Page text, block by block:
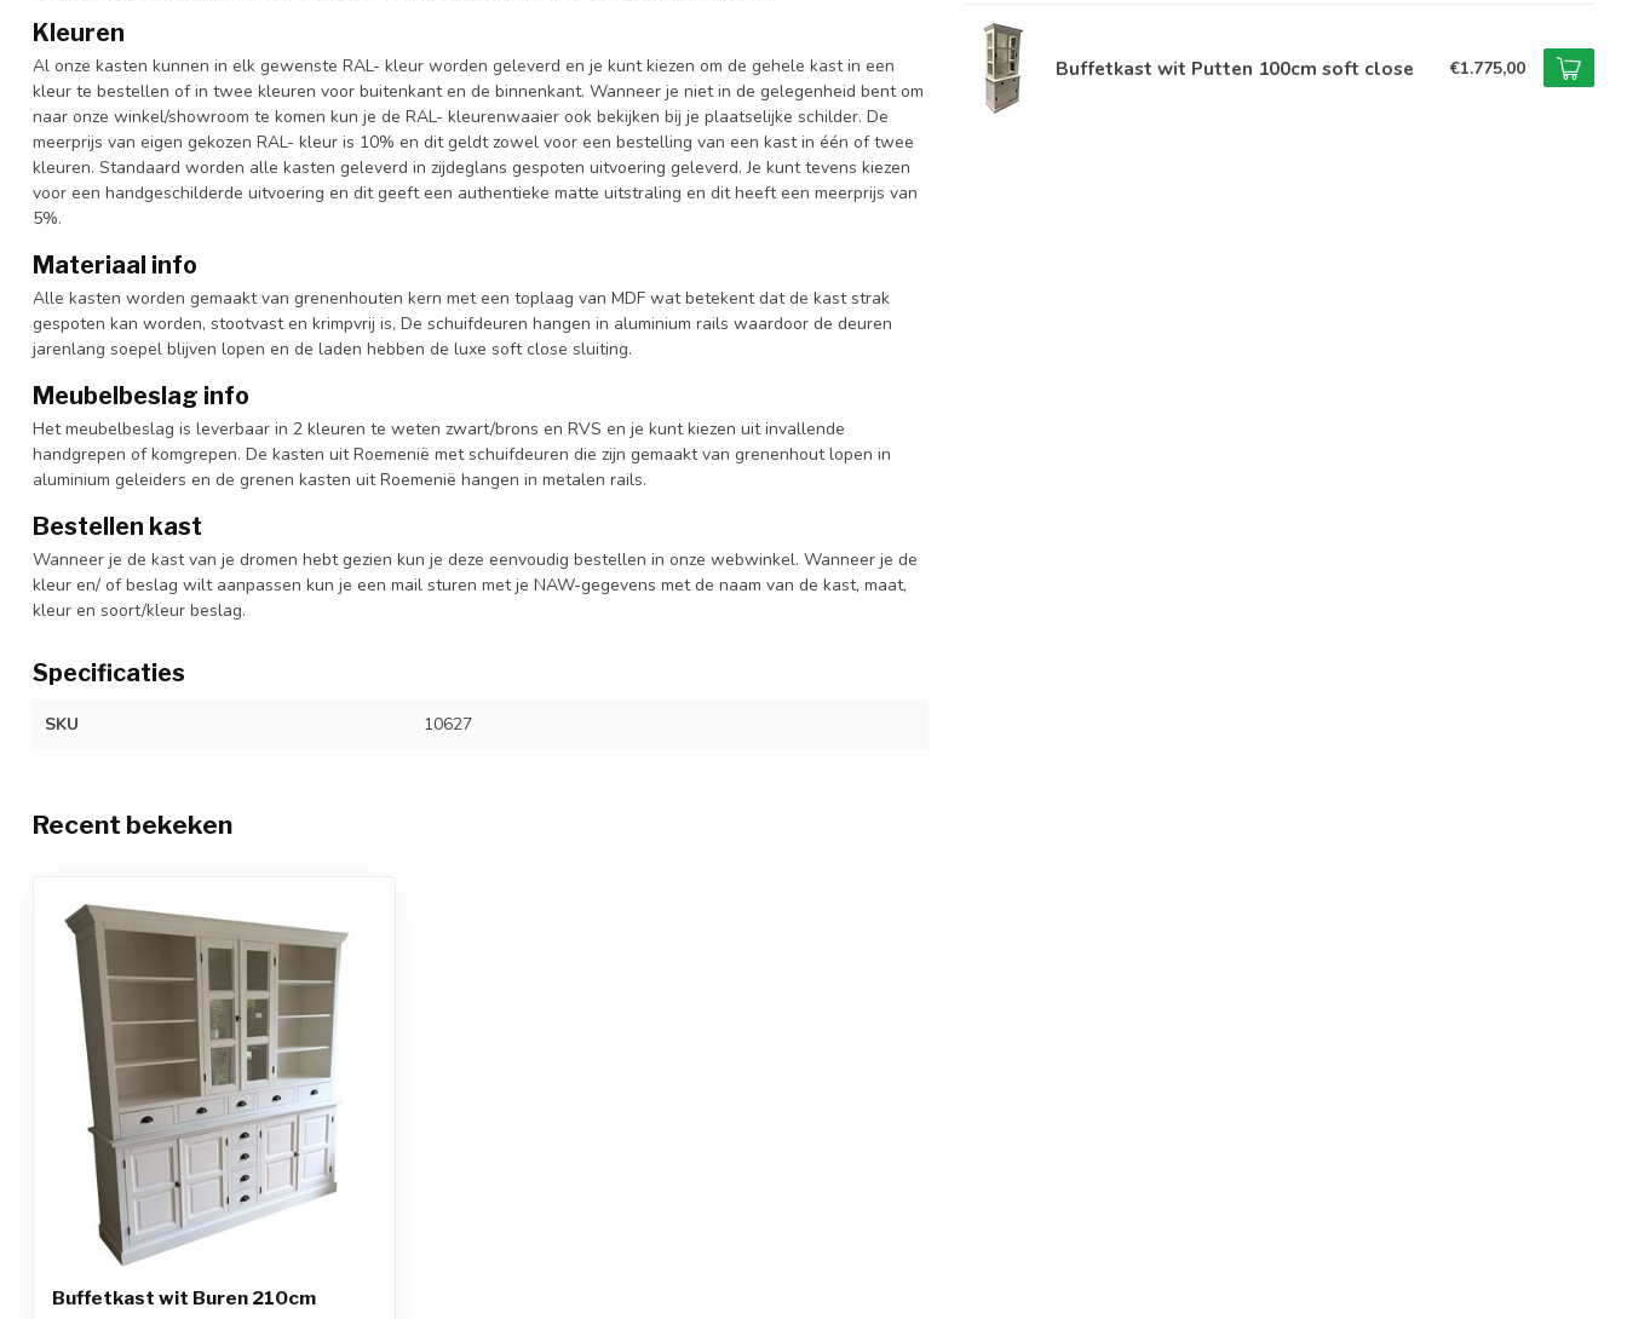
Kleuren
Al onze kasten kunnen in elk gewenste RAL- kleur worden geleverd en je kunt kiezen om de gehele kast in een
kleur te bestellen of in twee kleuren voor buitenkant en de binnenkant. Wanneer je niet in de gelegenheid bent om
naar onze winkel/showroom te komen kun je de RAL- kleurenwaaier ook bekijken bij je plaatselijke schilder. De
meerprijs van eigen gekozen RAL- kleur is 10% en dit geldt zowel voor een bestelling van een kast in één of twee
kleuren. Standaard worden alle kasten geleverd in zijdeglans gespoten uitvoering geleverd. Je kunt tevens kiezen
voor een handgeschilderde uitvoering en dit geeft een authentieke matte uitstraling en dit heeft een meerprijs van
5%.
Materiaal info
Alle kasten worden gemaakt van grenenhouten kern met een toplaag van MDF wat betekent dat de kast strak
gespoten kan worden, stootvast en krimpvrij is, De schuifdeuren hangen in aluminium rails waardoor de deuren
jarenlang soepel blijven lopen en de laden hebben de luxe soft close sluiting.
Meubelbeslag info
Het meubelbeslag is leverbaar in 2 kleuren te weten zwart/brons en RVS en je kunt kiezen uit invallende
handgrepen of komgrepen. De kasten uit Roemenië met schuifdeuren die zijn gemaakt van grenenhout lopen in
aluminium geleiders en de grenen kasten uit Roemenië hangen in metalen rails.
Bestellen kast
Wanneer je de kast van je dromen hebt gezien kun je deze eenvoudig bestellen in onze webwinkel. Wanneer je de
kleur en/ of beslag wilt aanpassen kun je een mail sturen met je NAW-gegevens met de naam van de kast, maat,
kleur en soort/kleur beslag.
Specificaties
SKU 10627
Buffetkast wit Putten 100cm soft close €1.775,00
Recent bekeken
Buffetkast wit Buren 210cm